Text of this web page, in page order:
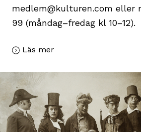
medlem@kulturen.com eller
99 (måndag–fredag kl 10–12).
Läs mer